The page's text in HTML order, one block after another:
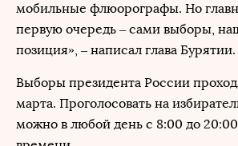
мобильные флюорографы. Но
первую очередь – сами выборы,
позиция», – написал глава Бурятии.
Выборы президента России
марта. Проголосовать на
можно в любой день с 8:00 до